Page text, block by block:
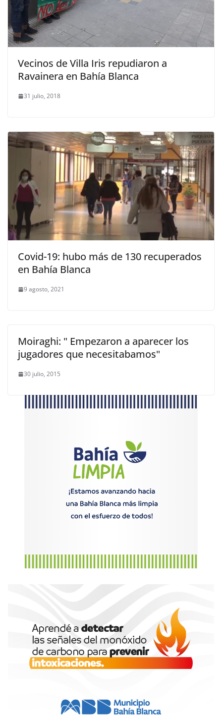
Vecinos de Villa Iris repudiaron a
Ravainera en Bahía Blanca
31 julio, 2018
Covid-19: hubo más de 130 recuperados
en Bahía Blanca
9 agosto, 2021
Moiraghi: " Empezaron a aparecer los
jugadores que necesitabamos"
30 julio, 2015